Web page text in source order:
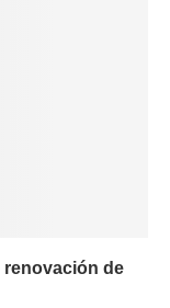
renovación de